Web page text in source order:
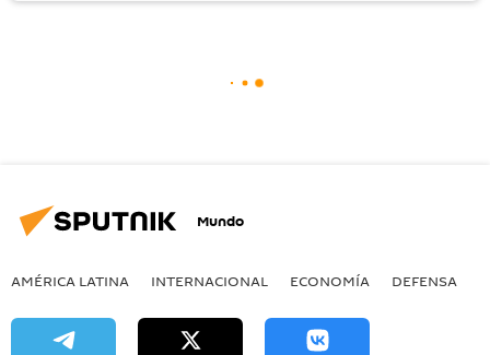
Mundo
AMÉRICA LATINA INTERNACIONAL ECONOMÍA DEFENSA